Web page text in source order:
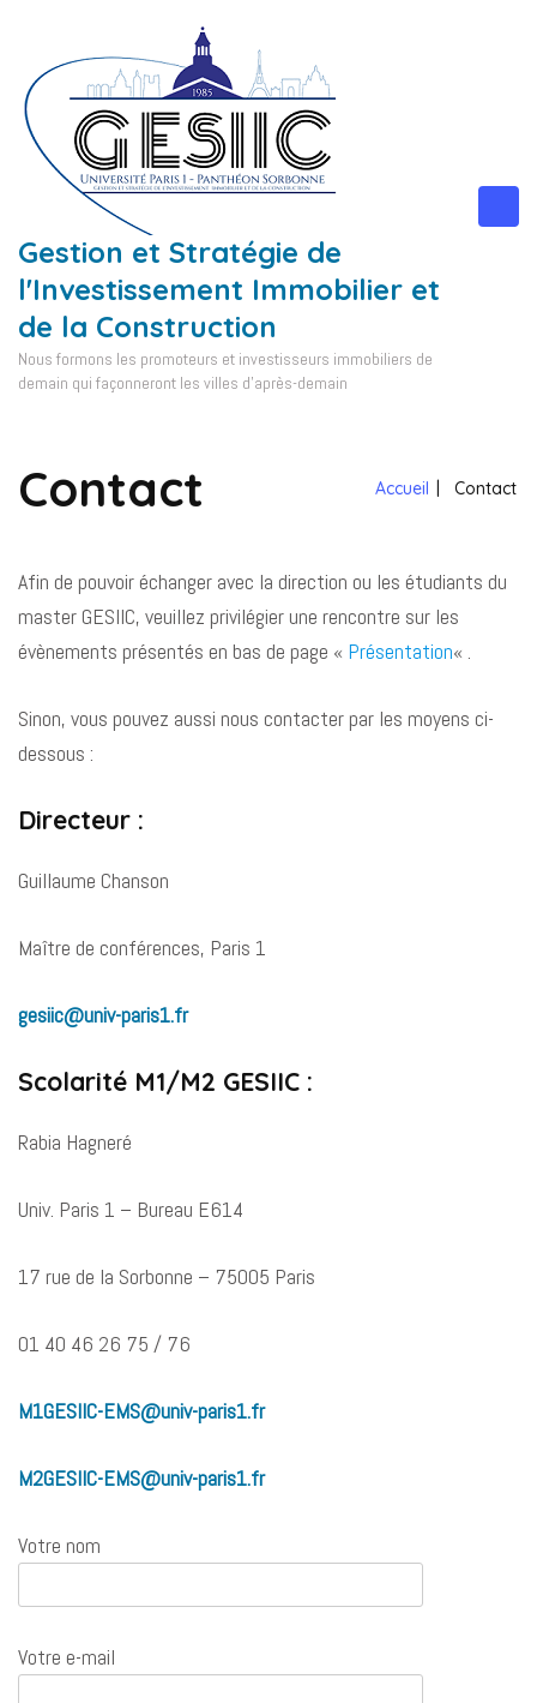
contenu
(Pressez
Entrée)
Gestion et Stratégie de
l'Investissement Immobilier et
de la Construction
Nous formons les promoteurs et investisseurs immobiliers de
demain qui façonneront les villes d'après-demain
Contact Accueil Contact
Afin de pouvoir échanger avec la direction ou les étudiants du
master GESIIC, veuillez privilégier une rencontre sur les
évènements présentés en bas de page « Présentation« .
Sinon, vous pouvez aussi nous contacter par les moyens ci-
dessous :
Directeur :
Guillaume Chanson
Maître de conférences, Paris 1
gesiic@univ-paris1.fr
Scolarité M1/M2 GESIIC :
Rabia Hagneré
Univ. Paris 1 – Bureau E614
17 rue de la Sorbonne – 75005 Paris
01 40 46 26 75 / 76
M1GESIIC-EMS@univ-paris1.fr
M2GESIIC-EMS@univ-paris1.fr
Votre nom
Votre e-mail